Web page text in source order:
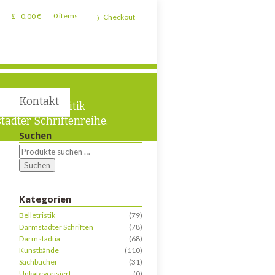
0,00€ 0 items Checkout
und Lokalpolitik
Schriftenreihe.
Kontakt
Suchen
Suchen
Kategorien
Belletristik
(79)
Darmstädter Schriften
(78)
Darmstadtia
(68)
Kunstbände
(110)
Sachbücher
(31)
Unkategorisiert
(0)